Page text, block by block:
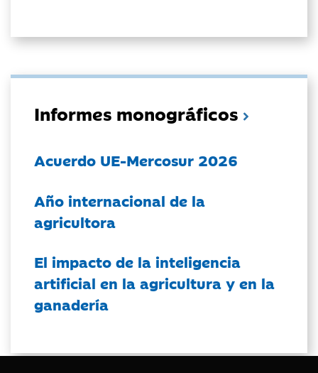
Informes monográficos
Acuerdo UE-Mercosur 2026
Año internacional de la
agricultora
El impacto de la inteligencia
artificial en la agricultura y en la
ganadería